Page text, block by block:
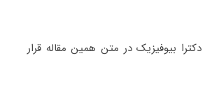
بیوفیزیک در متن همین مقاله قرار